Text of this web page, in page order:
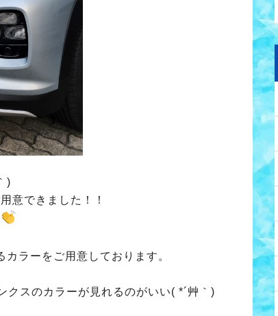
)
意できました！！
ラーをご用意しております。
クスのカラーが見れるのがいい( *´艸｀)